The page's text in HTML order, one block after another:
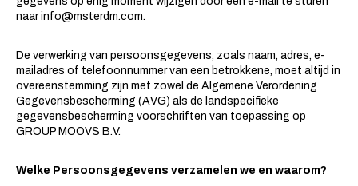
naarinfo@msterdm.com.
De verwerking van persoonsgegevens, zoals naam, adres, e-
mailadres of telefoonnummer van een betrokkene, moet altijd in
overeenstemming zijn met zowel de Algemene Verordening
Gegevensbescherming (AVG) als de landspecifieke
gegevensbescherming voorschriften van toepassing op
GROUP MOOVS B.V.
Welke Persoonsgegevens verzamelen we en waarom?